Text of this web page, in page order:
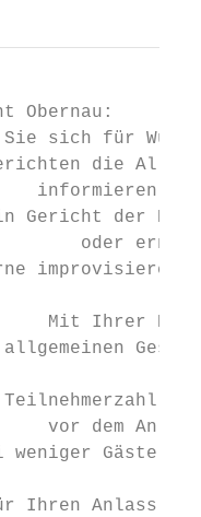
Obernau:
sich für
die
informieren
Gericht der
oder
improvisieren
Mit Ihrer
vor dem
weniger Gäste
Ihren Anlass